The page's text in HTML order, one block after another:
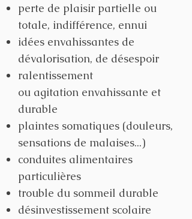
perte de plaisir partielle ou
totale, indifférence, ennui
idées envahissantes de
dévalorisation, de désespoir
ralentissement
ou agitation envahissante et
durable
plaintes somatiques (douleurs,
sensations de malaises...)
conduites alimentaires
particulières
trouble du sommeil durable
désinvestissement scolaire